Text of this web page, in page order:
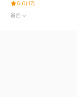
5.0(17)
옵션